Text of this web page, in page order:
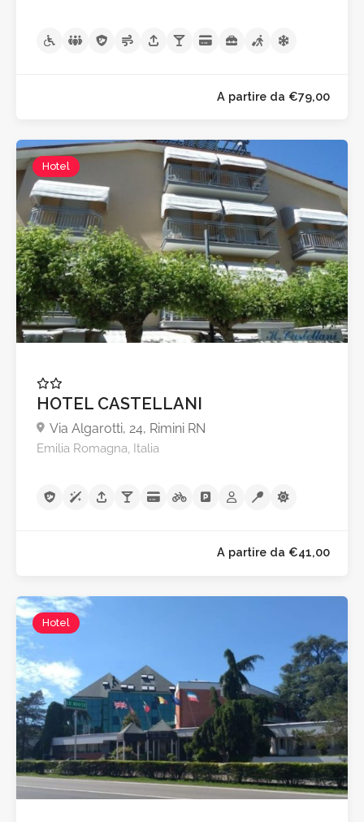
A partire da
Hotel
HOTEL CASTELLANI
Via Algarotti, 24, Rimini RN
Emilia Romagna, Italia
A partire da
Hotel